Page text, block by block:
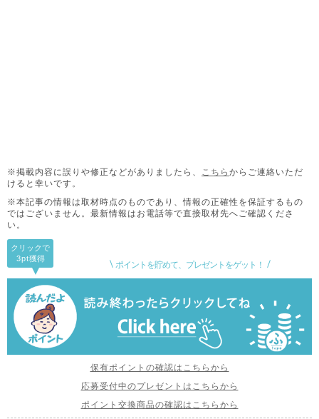
※掲載内容に誤りや修正などがありましたら、 こちら からご連絡いただ
けると幸いです。
※本記事の情報は取材時点のものであり、情報の正確性を保証するもの
ではございません。 最新情報はお電話等で直接取材先へご確認くださ
い。
ポイントを貯めて、プレゼントをゲット！
クリックで
3pt獲得
保有ポイントの確認はこちらから
応募受付中のプレゼントはこちらから
ポイント交換商品の確認はこちらから